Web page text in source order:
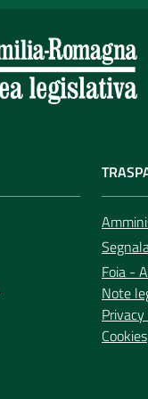
Foia -
Note
Cookies